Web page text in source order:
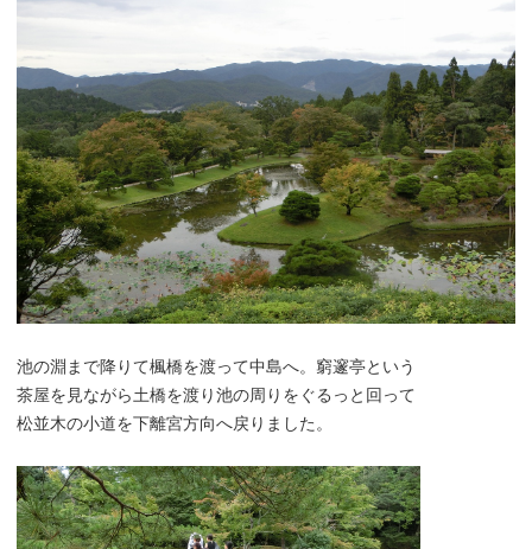
池の淵まで降りて楓橋を渡って中島へ。窮邃亭という
茶屋を見ながら土橋を渡り池の周りをぐるっと回って
松並木の小道を下離宮方向へ戻りました。